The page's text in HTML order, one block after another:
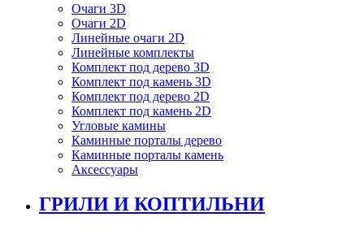
Очаги 3D
Очаги 2D
Линейные очаги 2D
Линейные комплекты
Комплект под дерево 3D
Комплект под камень 3D
Комплект под дерево 2D
Комплект под камень 2D
Угловые камины
Каминные порталы дерево
Каминные порталы камень
Аксессуары
ГРИЛИ И КОПТИЛЬНИ